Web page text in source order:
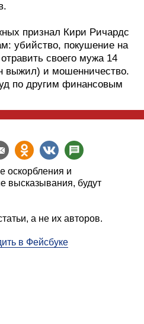
признал Кири Ричардс
убийство, покушение на
своего мужа 14
выжил) и мошенничество.
по другим финансовым
оскорбления и
высказывания, будут
а не их авторов.
в Фейсбуке